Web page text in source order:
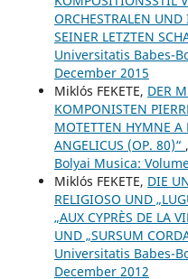
ORCHESTRALEN
SEINER LETZTEN
Universitatis Babes-
December 2015
Miklós FEKETE, DER
KOMPONISTEN
MOTETTEN HYMNE A
ANGELICUS (OP. 80)“ ,
Bolyai Musica:
Miklós FEKETE, DIE
RELIGIOSO UND
„AUX CYPRÈS DE LA
UND „SURSUM
Universitatis Babes-
December 2012